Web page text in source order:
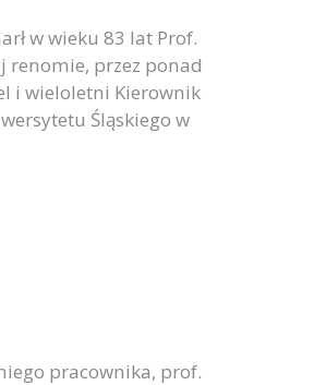
w wieku 83 lat Prof.
renomie, przez ponad
i wieloletni Kierownik
Śląskiego w
pracownika, prof.